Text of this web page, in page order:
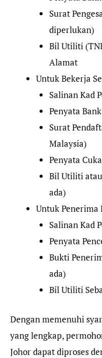
Surat
diperlukan)
Bil Utiliti
Alamat
Untuk Bekerja
Salinan Kad
Penyata
Surat
Malaysia)
Penyata
Bil Utiliti
ada)
Untuk Penerima
Salinan Kad
Penyata
Bukti
ada)
Bil Utiliti
Dengan memenuhi
yang lengkap,
Johor dapat diproses